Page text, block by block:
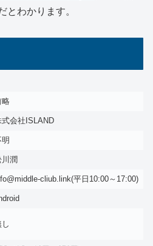
とわかります。
略
式会社ISLAND
明
川潤
cliub.link(平日10:00～17:00)